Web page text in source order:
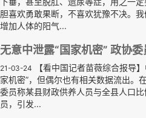
胆喜欢勇敢果断，不喜欢犹豫不决。
增加人体的阳气...
无意中泄露“国家机密” 政协
21-03-24
【看中国记者苗薇综合报导
家机密”，但偶尔也有相关数据流出。
委员称某县财政供养人员与全县人口
员，引发...